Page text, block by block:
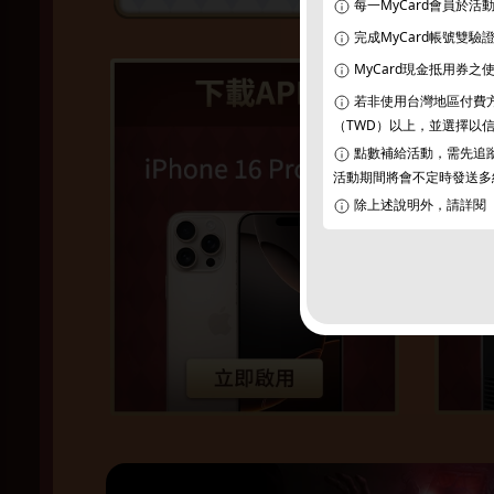
每一MyCard會員於活
完成MyCard帳號雙驗
MyCard現金抵用券之
若非使用台灣地區付費
（TWD）以上，並選擇
點數補給活動，需先追
活動期間將會不定時發送
除上述說明外，請詳閱